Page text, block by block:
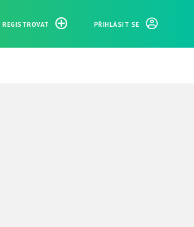
REGISTROVAT PŘIHLÁSIT SE